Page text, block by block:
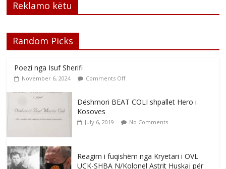
Reklamo këtu
Random Picks
Poezi nga Isuf Sherifi
November 6, 2024 Comments Off
Dëshmori BEAT COLI shpallet Hero i
Kosoves
July 6, 2019 No Comments
Reagim i fuqishëm nga Kryetari i OVL
UÇK-SHBA N/Kolonel Astrit Huskaj për